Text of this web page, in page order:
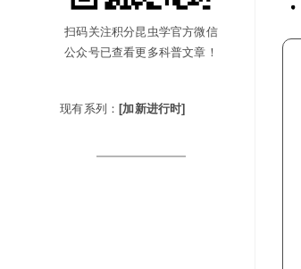
扫码关注积分昆虫学官方微信
公众号已查看更多科普文章！
现有系列： [加新进行时]